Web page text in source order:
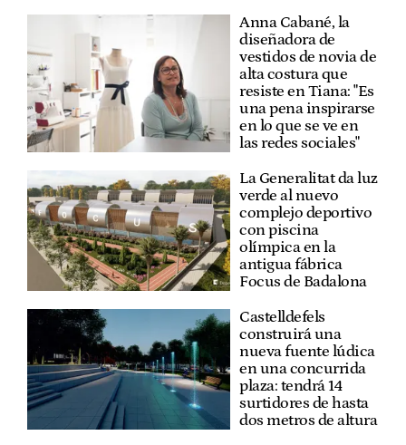
Anna Cabané, la
diseñadora de
vestidos de novia de
alta costura que
resiste en Tiana: "Es
una pena inspirarse
en lo que se ve en
las redes sociales"
La Generalitat da luz
verde al nuevo
complejo deportivo
con piscina
olímpica en la
antigua fábrica
Focus de Badalona
Castelldefels
construirá una
nueva fuente lúdica
en una concurrida
plaza: tendrá 14
surtidores de hasta
dos metros de altura